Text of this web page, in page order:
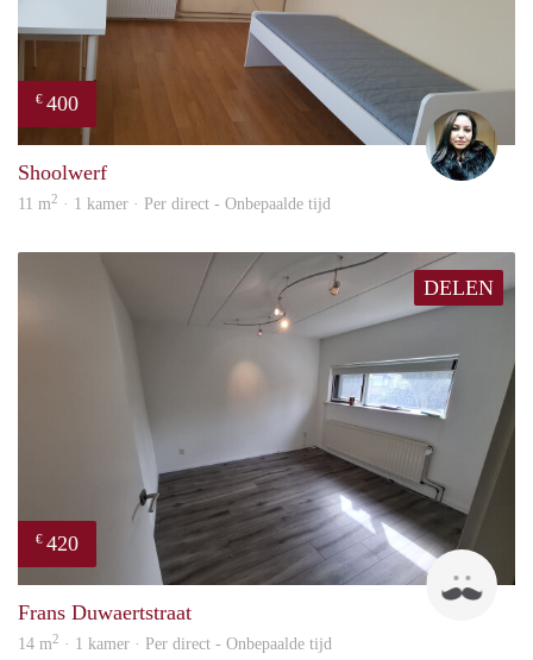
€ 400
Shoolwerf
11 m2 · 1 kamer · Per direct - Onbepaalde tijd
DELEN
€ 420
Frans Duwaertstraat
14 m2 · 1 kamer · Per direct - Onbepaalde tijd